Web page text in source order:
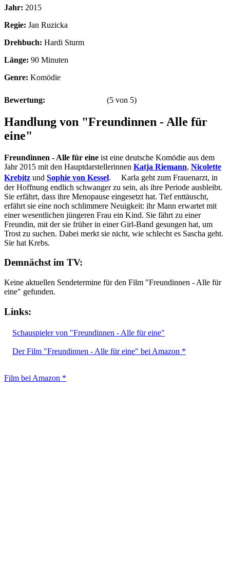
Jahr: 2015
Regie: Jan Ruzicka
Drehbuch: Hardi Sturm
Länge: 90 Minuten
Genre: Komödie
Bewertung: (5 von 5)
Handlung von "Freundinnen - Alle für
eine"
Freundinnen - Alle für eine ist eine deutsche Komödie aus dem
Jahr 2015 mit den Hauptdarstellerinnen Katja Riemann, Nicolette
Krebitz und Sophie von Kessel. Karla geht zum Frauenarzt, in
der Hoffnung endlich schwanger zu sein, als ihre Periode ausbleibt.
Sie erfährt, dass ihre Menopause eingesetzt hat. Tief enttäuscht,
erfährt sie eine noch schlimmere Neuigkeit: ihr Mann erwartet mit
einer wesentlichen jüngeren Frau ein Kind. Sie fährt zu einer
Freundin, mit der sie früher in einer Girl-Band gesungen hat, um
Trost zu suchen. Dabei merkt sie nicht, wie schlecht es Sascha geht.
Sie hat Krebs.
Demnächst im TV:
Keine aktuellen Sendetermine für den Film "Freundinnen - Alle für
eine" gefunden.
Links:
Schauspieler von "Freundinnen - Alle für eine"
Der Film "Freundinnen - Alle für eine" bei Amazon *
Film bei Amazon *